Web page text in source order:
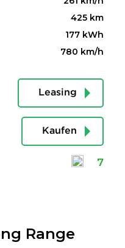
425 km
177 kWh
780 km/h
Leasing
Kaufen
7
Range